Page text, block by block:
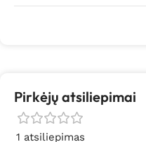
Pirkėjų atsiliepimai
1 atsiliepimas